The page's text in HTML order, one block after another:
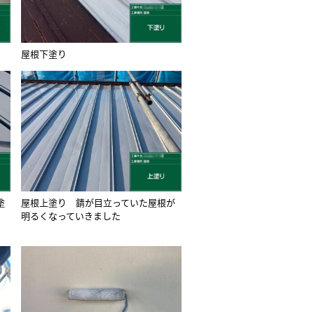
屋根下塗り
屋根上塗り 錆が目立っていた屋根が
明るくなっていきました